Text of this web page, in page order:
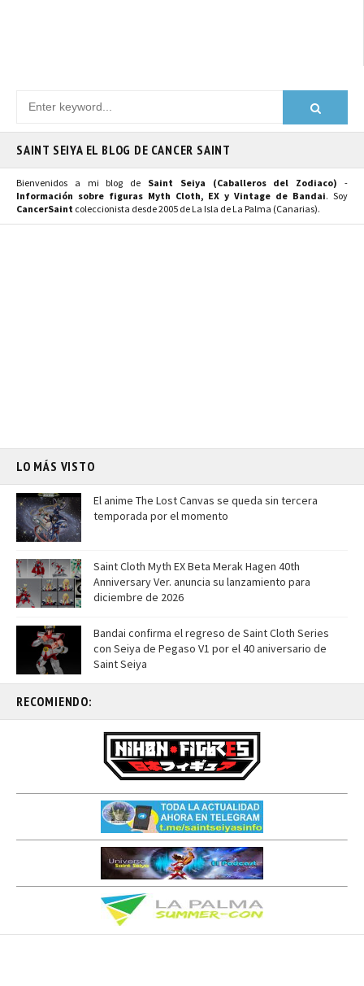
SAINT SEIYA EL BLOG DE CANCER SAINT
Bienvenidos a mi blog de Saint Seiya (Caballeros del Zodiaco) -
Información sobre figuras Myth Cloth, EX y Vintage de Bandai. Soy
CancerSaint coleccionista desde 2005 de La Isla de La Palma (Canarias).
LO MÁS VISTO
El anime The Lost Canvas se queda sin tercera
temporada por el momento
Saint Cloth Myth EX Beta Merak Hagen 40th
Anniversary Ver. anuncia su lanzamiento para
diciembre de 2026
Bandai confirma el regreso de Saint Cloth Series
con Seiya de Pegaso V1 por el 40 aniversario de
Saint Seiya
RECOMIENDO: